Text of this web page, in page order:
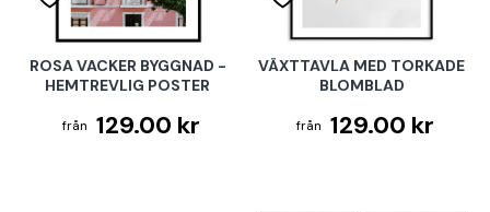
ROSA VACKER BYGGNAD -
HEMTREVLIG POSTER
129.00 kr
VÄXTTAVLA MED TORKADE
BLOMBLAD
129.00 kr